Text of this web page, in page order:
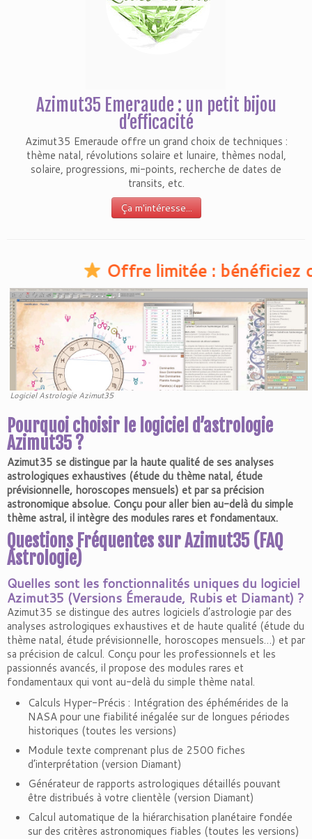
Azimut35 Emeraude : un petit bijou
d’efficacité
Azimut35 Emeraude offre un grand choix de techniques :
thème natal, révolutions solaire et lunaire, thèmes nodal,
solaire, progressions, mi-points, recherche de dates de
transits, etc.
Ça m'intéresse...
Offre limitée : bénéficiez
Logiciel Astrologie Azimut35
Pourquoi choisir le logiciel d’astrologie
Azimut35 ?
Azimut35 se distingue par la haute qualité de ses analyses
astrologiques exhaustives (étude du thème natal, étude
prévisionnelle, horoscopes mensuels) et par sa précision
astronomique absolue. Conçu pour aller bien au-delà du simple
thème astral, il intègre des modules rares et fondamentaux.
Questions Fréquentes sur Azimut35 (FAQ
Astrologie)
Quelles sont les fonctionnalités uniques du logiciel
Azimut35 (Versions Émeraude, Rubis et Diamant) ?
Azimut35 se distingue des autres logiciels d’astrologie par des
analyses astrologiques exhaustives et de haute qualité (étude du
thème natal, étude prévisionnelle, horoscopes mensuels…) et par
sa précision de calcul. Conçu pour les professionnels et les
passionnés avancés, il propose des modules rares et
fondamentaux qui vont au-delà du simple thème natal.
Calculs Hyper-Précis : Intégration des éphémérides de la
NASA pour une fiabilité inégalée sur de longues périodes
historiques (toutes les versions)
Module texte comprenant plus de 2500 fiches
d’interprétation (version Diamant)
Générateur de rapports astrologiques détaillés pouvant
être distribués à votre clientèle (version Diamant)
Calcul automatique de la hiérarchisation planétaire fondée
sur des critères astronomiques fiables (toutes les versions)